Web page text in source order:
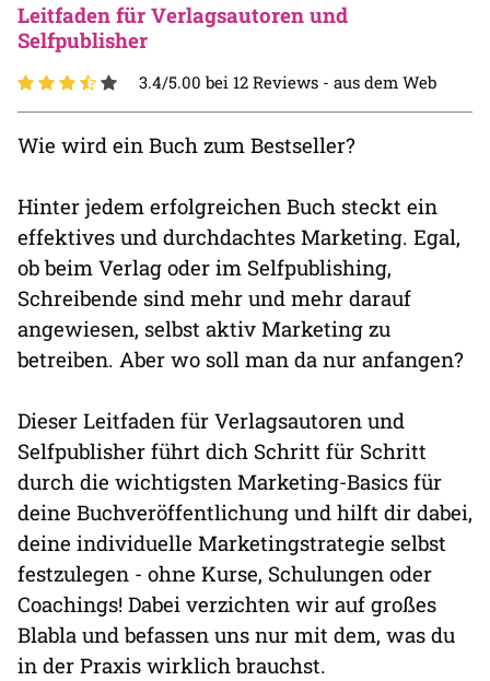
Leitfaden für Verlagsautoren und
Selfpublisher
3.4/5.00 bei 12 Reviews - aus dem Web
Wie wird ein Buch zum Bestseller?
Hinter jedem erfolgreichen Buch steckt ein
effektives und durchdachtes Marketing. Egal,
ob beim Verlag oder im Selfpublishing,
Schreibende sind mehr und mehr darauf
angewiesen, selbst aktiv Marketing zu
betreiben. Aber wo soll man da nur anfangen?
Dieser Leitfaden für Verlagsautoren und
Selfpublisher führt dich Schritt für Schritt
durch die wichtigsten Marketing-Basics für
deine Buchveröffentlichung und hilft dir dabei,
deine individuelle Marketingstrategie selbst
festzulegen - ohne Kurse, Schulungen oder
Coachings! Dabei verzichten wir auf großes
Blabla und befassen uns nur mit dem, was du
in der Praxis wirklich brauchst.